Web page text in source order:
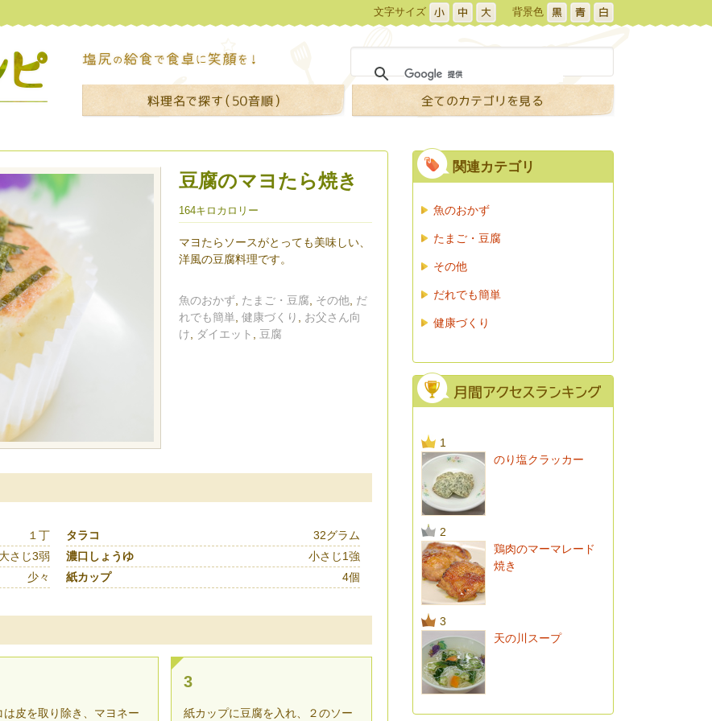
文字サイズ 背景色
豆腐のマヨたら焼き
164キロカロリー
マヨたらソースがとっても美味しい、
洋風の豆腐料理です。
魚のおかず たまご・豆腐 その他 だ
れでも簡単 健康づくり
お父さん向
け
ダイエット 豆腐
１丁 タラコ
32グラム
大さじ3弱 濃口しょうゆ
小さじ1強
少々 紙カップ 4個
は皮を取り除き、マヨネー
3
紙カップに豆腐を入れ、２のソー
関連カテゴリ
魚のおかず
たまご・豆腐
その他
だれでも簡単
健康づくり
1
のり塩クラッカー
2
鶏肉のマーマレード
焼き
3
天の川スープ